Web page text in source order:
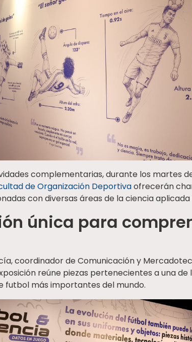
complementarias, durante los martes
de Organización Deportivaofrecerán
con diversas áreas de la ciencia
única para
coordinador de Comunicación y
reúne piezas pertenecientes a una de
futbol más importantes del mundo.